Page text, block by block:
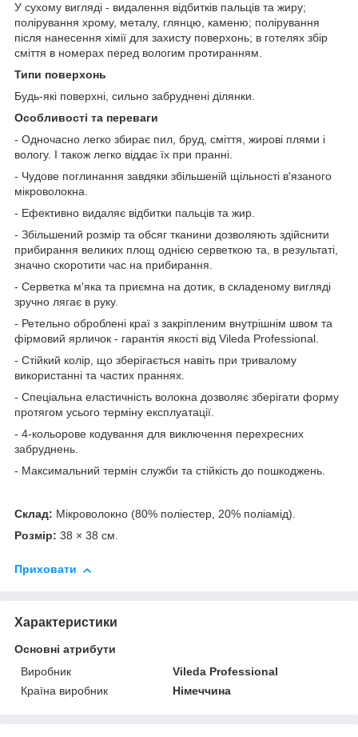
У сухому вигляді - видалення відбитків пальців та жиру;
полірування хрому, металу, глянцю, каменю; полірування
після нанесення хімії для захисту поверхонь; в готелях збір
сміття в номерах перед вологим протиранням.
Типи поверхонь
Будь-які поверхні, сильно забруднені ділянки.
Особливості та переваги
- Одночасно легко збирає пил, бруд, сміття, жирові плями і
вологу. І також легко віддає їх при пранні.
- Чудове поглинання завдяки збільшеній щільності в'язаного
мікроволокна.
- Ефективно видаляє відбитки пальців та жир.
- Збільшений розмір та обсяг тканини дозволяють здійснити
прибирання великих площ однією серветкою та, в результаті,
значно скоротити час на прибирання.
- Серветка м'яка та приємна на дотик, в складеному вигляді
зручно лягає в руку.
- Ретельно оброблені краї з закріпленим внутрішнім швом та
фірмовий ярличок - гарантія якості від Vileda Professional.
- Стійкий колір, що зберігається навіть при тривалому
використанні та частих праннях.
- Спеціальна еластичність волокна дозволяє зберігати форму
протягом усього терміну експлуатації.
- 4-кольорове кодування для виключення перехресних
забруднень.
- Максимальний термін служби та стійкість до пошкоджень.
Склад: Мікроволокно (80% поліестер, 20% поліамід).
Розмір: 38 × 38 см.
Приховати
Характеристики
Основні атрибути
Виробник
Vileda Professional
Країна виробник
Німеччина